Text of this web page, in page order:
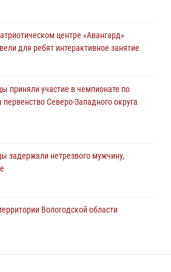
Северо-Западного округа
мужчину, подозреваемого в
центре «Авангард»
для ребят интерактивное занятие
приняли участие в чемпионате по
Северо-Западного округа
задержали нетрезвого мужчину,
Вологодской области